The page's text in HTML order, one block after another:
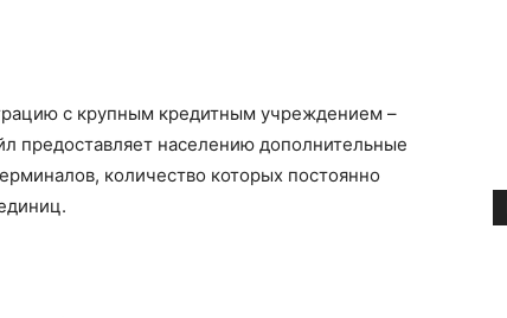
с крупным кредитным учреждением –
предоставляет населению дополнительные
количество которых постоянно